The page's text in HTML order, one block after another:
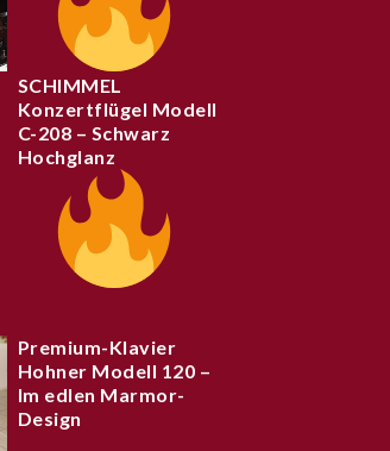
SCHIMMEL
Konzertflügel Modell
C-208 – Schwarz
Hochglanz
Premium-Klavier
Hohner Modell 120 –
Im edlen Marmor-
Design